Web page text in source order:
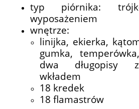
typ piórnika:
wyposażeniem
wnętrze:
linijka, ekierka,
gumka,
dwa długopisy
wkładem
18 kredek
18 flamastrów